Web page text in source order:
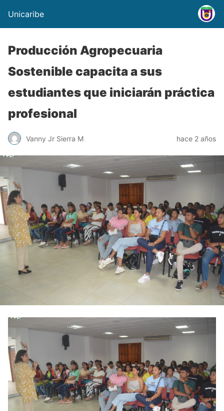
Unicaribe
Producción Agropecuaria
Sostenible capacita a sus
estudiantes que iniciarán práctica
profesional
Vanny Jr Sierra M hace 2 años